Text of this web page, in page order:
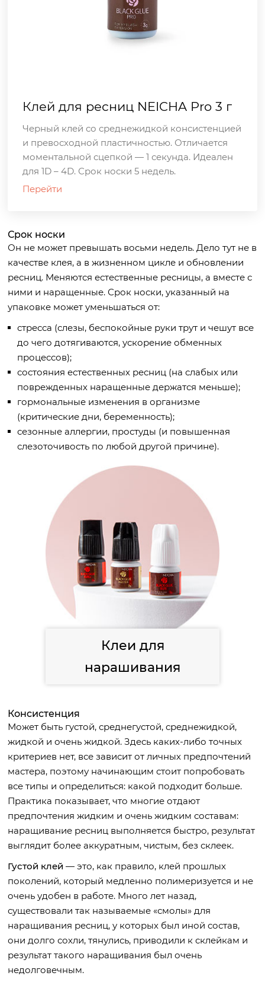
Клей для ресниц NEICHA Pro 3 г
Черный клей со среднежидкой консистенцией
и превосходной пластичностью. Отличается
моментальной сцепкой — 1 секунда. Идеален
для 1D – 4D. Срок носки 5 недель.
Перейти
Срок носки
Он не может превышать восьми недель. Дело тут не в
качестве клея, а в жизненном цикле и обновлении
ресниц. Меняются естественные ресницы, а вместе с
ними и наращенные. Срок носки, указанный на
упаковке может уменьшаться от:
стресса (слезы, беспокойные руки трут и чешут все
до чего дотягиваются, ускорение обменных
процессов);
состояния естественных ресниц (на слабых или
поврежденных наращенные держатся меньше);
гормональные изменения в организме
(критические дни, беременность);
сезонные аллергии, простуды (и повышенная
слезоточивость по любой другой причине).
Клеи для
нарашивания
Консистенция
Может быть густой, среднегустой, среднежидкой,
жидкой и очень жидкой. Здесь каких-либо точных
критериев нет, все зависит от личных предпочтений
мастера, поэтому начинающим стоит попробовать
все типы и определиться: какой подходит больше.
Практика показывает, что многие отдают
предпочтения жидким и очень жидким составам:
наращивание ресниц выполняется быстро, результат
выглядит более аккуратным, чистым, без склеек.
Густой клей — это, как правило, клей прошлых
поколений, который медленно полимеризуется и не
очень удобен в работе. Много лет назад,
существовали так называемые «смолы» для
наращивания ресниц, у которых был иной состав,
они долго сохли, тянулись, приводили к склейкам и
результат такого наращивания был очень
недолговечным.